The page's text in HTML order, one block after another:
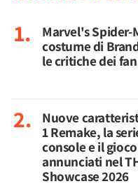
Marvel's Spider-
costume di
le critiche dei fan
Nuove
1 Remake, la
console e il
annunciati nel
Showcase 2026